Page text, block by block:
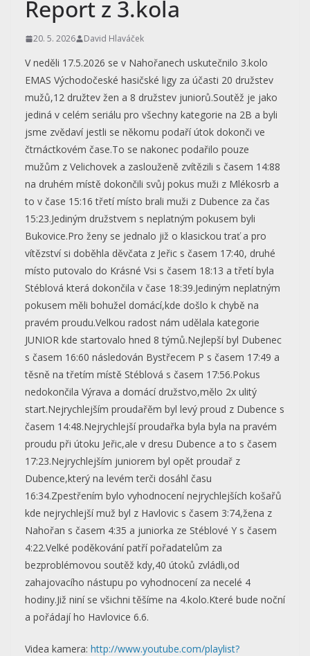
Report z 3.kola
20. 5. 2026 David Hlaváček
V neděli 17.5.2026 se v Nahořanech uskutečnilo 3.kolo
EMAS Východočeské hasičské ligy za účasti 20 družstev
mužů,12 družtev žen a 8 družstev juniorů.Soutěž je jako
jediná v celém seriálu pro všechny kategorie na 2B a byli
jsme zvědaví jestli se někomu podaří útok dokonči ve
čtrnáctkovém čase.To se nakonec podařilo pouze
mužům z Velichovek a zaslouženě zvítězili s časem 14:88
na druhém místě dokončili svůj pokus muži z Mlékosrb a
to v čase 15:16 třetí místo brali muži z Dubence za čas
15:23.Jediným družstvem s neplatným pokusem byli
Bukovice.Pro ženy se jednalo již o klasickou trať a pro
vítězství si doběhla děvčata z Jeřic s časem 17:40, druhé
místo putovalo do Krásné Vsi s časem 18:13 a třetí byla
Stéblová která dokončila v čase 18:39.Jediným neplatným
pokusem měli bohužel domácí,kde došlo k chybě na
pravém proudu.Velkou radost nám udělala kategorie
JUNIOR kde startovalo hned 8 týmů.Nejlepší byl Dubenec
s časem 16:60 následován Bystřecem P s časem 17:49 a
těsně na třetím místě Stéblová s časem 17:56.Pokus
nedokončila Výrava a domácí družstvo,mělo 2x ulitý
start.Nejrychlejším proudařěm byl levý proud z Dubence s
časem 14:48.Nejrychlejší proudařka byla byla na pravém
proudu při útoku Jeřic,ale v dresu Dubence a to s časem
17:23.Nejrychlejším juniorem byl opět proudař z
Dubence,který na levém terči dosáhl času
16:34.Zpestřením bylo vyhodnocení nejrychlejších košařů
kde nejrychlejší muž byl z Havlovic s časem 3:74,žena z
Nahořan s časem 4:35 a juniorka ze Stéblové Y s časem
4:22.Velké poděkování patří pořadatelům za
bezproblémovou soutěž kdy,40 útoků zvládli,od
zahajovacího nástupu po vyhodnocení za necelé 4
hodiny.Již niní se všichni těšíme na 4.kolo.Které bude noční
a pořádají ho Havlovice 6.6.
Videa kamera: http://www.youtube.com/playlist?